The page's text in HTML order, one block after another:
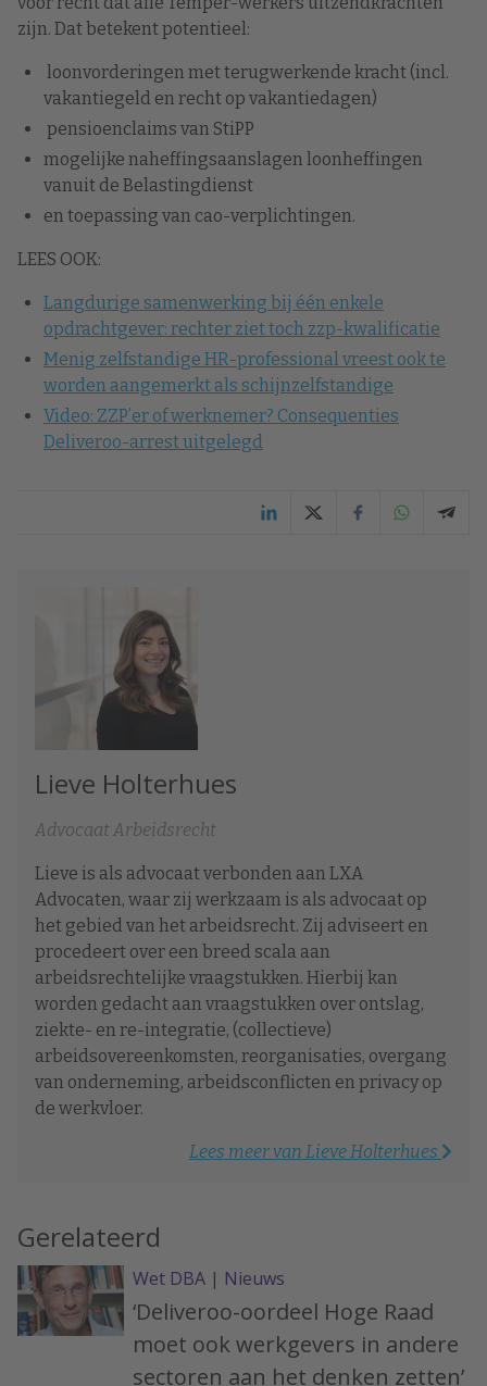
zijn. Dat betekent potentieel:
loonvorderingen met terugwerkende kracht (incl.
vakantiegeld en recht op vakantiedagen)
pensioenclaims van StiPP
mogelijke naheffingsaanslagen loonheffingen
vanuit de Belastingdienst
en toepassing van cao-verplichtingen.
LEES OOK:
Langdurige samenwerking bij één enkele
opdrachtgever: rechter ziet toch zzp-kwalificatie
Menig zelfstandige HR-professional vreest ook te
worden aangemerkt als schijnzelfstandige
Video: ZZP’er of werknemer? Consequenties
Deliveroo-arrest uitgelegd
Lieve Holterhues
Advocaat Arbeidsrecht
Lieve is als advocaat verbonden aan LXA
Advocaten, waar zij werkzaam is als advocaat op
het gebied van het arbeidsrecht. Zij adviseert en
procedeert over een breed scala aan
arbeidsrechtelijke vraagstukken. Hierbij kan
worden gedacht aan vraagstukken over ontslag,
ziekte- en re-integratie, (collectieve)
arbeidsovereenkomsten, reorganisaties, overgang
van onderneming, arbeidsconflicten en privacy op
de werkvloer.
Lees meer van Lieve Holterhues
Gerelateerd
Wet DBA | Nieuws
‘Deliveroo-oordeel Hoge Raad
moet ook werkgevers in andere
sectoren aan het denken zetten’